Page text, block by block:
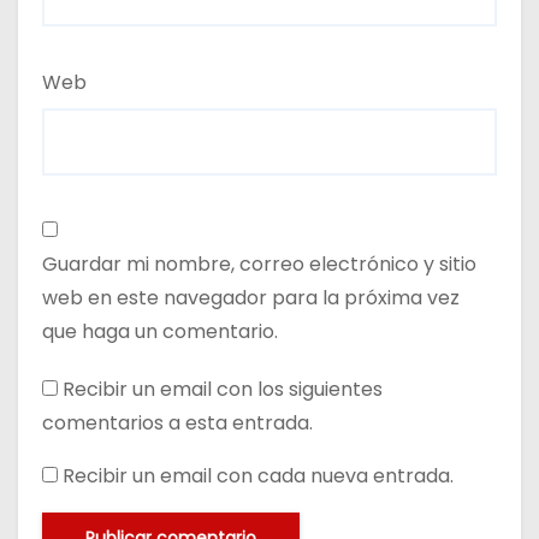
Web
Guardar mi nombre, correo electrónico y sitio
web en este navegador para la próxima vez
que haga un comentario.
Recibir un email con los siguientes
comentarios a esta entrada.
Recibir un email con cada nueva entrada.